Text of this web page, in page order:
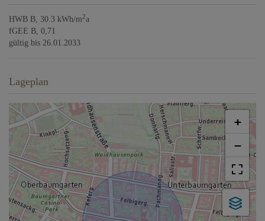
HWB B, 30.3 kWh/m2a
fGEE B, 0,71
gültig bis 26.01.2033
Lageplan
+
−